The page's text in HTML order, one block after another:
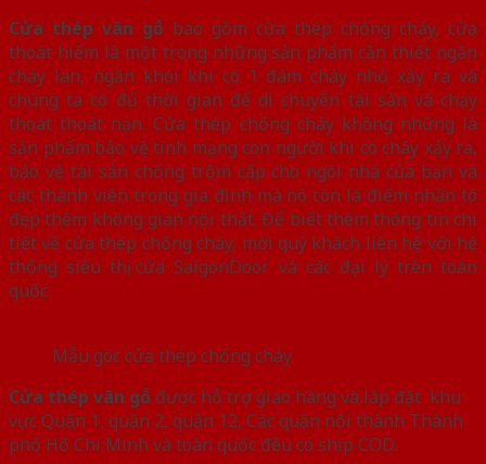
Cửa thép vân gỗ bao gồm cửa thép chống cháy, cửa
thoát hiểm là một trong những sản phẩm cần thiết ngăn
cháy lan, ngăn khói khi có 1 đám cháy nhỏ xảy ra và
chúng ta có đủ thời gian để di chuyển tài sản và chạy
thoát thoát nạn. Cửa thép chống cháy không những là
sản phẩm bảo vệ tính mạng con người khi có cháy xảy ra,
bảo vệ tài sản chống trộm cấp cho ngôi nhà của bạn và
các thành viên trong gia đình mà nó còn là điểm nhấn tô
đẹp thêm không gian nội thất. Để biết thêm thông tin chi
tiết về cửa thép chống cháy, mời quý khách liên hệ với hệ
thống siêu thị cửa SaigonDoor và các đại lý trên toàn
quốc.
Mẫu góc cửa thép chống cháy
Cửa thép vân gỗ được hỗ trợ giao hàng và lắp đặt khu
vực Quận 1, quận 2, quận 12, Các quận nội thành Thành
phố Hồ Chí Minh và toàn quốc đều có ship COD.